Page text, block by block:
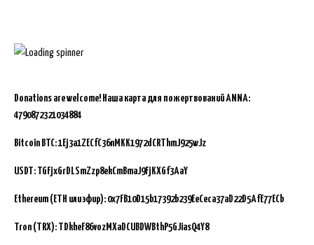
Donations are welcome! Наша карта для пожертвований ANNA:
4790872321034884
Bitcoin BTC:1Ej3a1ZECfC36nMKK1972dCRThmJ925wJz
USDT: TGFjxGrDLSmZzp8ekCmBmaJ9FjKXGf3AaY
Ethereum (ETH или эфир): 0x7FB10D15b17392b239EeCeca37aD22D5AfE77ECb
Tron (TRX): TDkheF86vozMXaDCUBDWBthP5GJiasQ4Y8